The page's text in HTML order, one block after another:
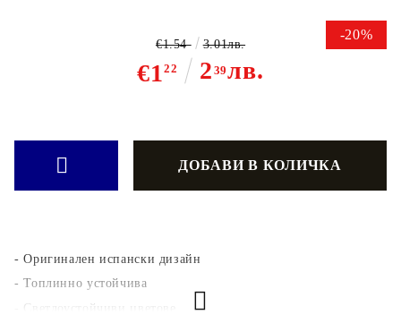
-20%
€122 2 39лв.
€1.54 3.01лв.
- Оригинален испански дизайн
- Топлинно устойчива
- Светлоустойчиви цветове